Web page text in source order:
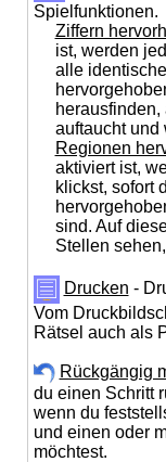
Spielfunktionen.
Ziffern
ist, werden
alle
auftaucht und
Regionen
aktiviert ist,
klickst, sofort
sind. Auf
Stellen
Drucken -
Vom
Rätsel auch als
Rückgängig
du einen Schritt
wenn du
und einen oder
möchtest.